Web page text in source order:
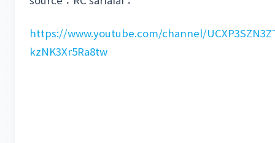
https://www.youtube.com/channel/
kzNK3Xr5Ra8tw